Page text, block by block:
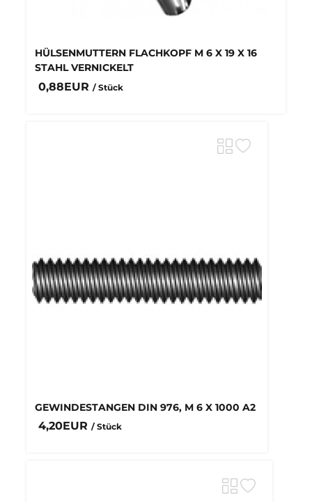
HÜLSENMUTTERN FLACHKOPF M 6 X 19 X 16
STAHL VERNICKELT
0,88EUR / Stück
GEWINDESTANGEN DIN 976, M 6 X 1000 A2
4,20EUR / Stück